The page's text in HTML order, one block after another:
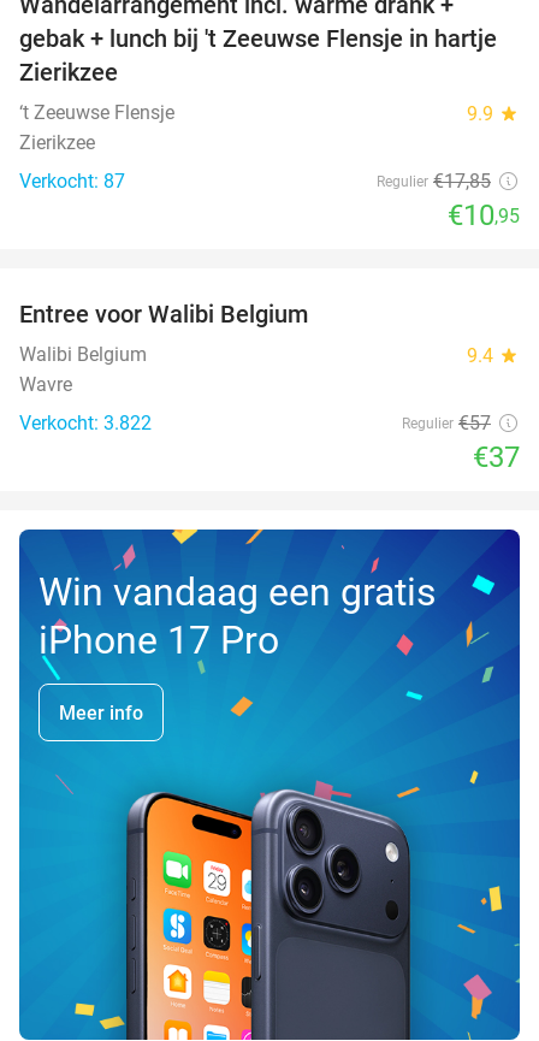
TODAY
gebak + lunch bij 't Zeeuwse Flensje in hartje
Zierikzee
‘t Zeeuwse Flensje 9.9 star
Zierikzee
Verkocht: 87
Regulier €17,85
€10,95
Entree voor Walibi Belgium
Walibi Belgium 9.4 star
Wavre
Verkocht: 3.822
Regulier €57
€37
Win vandaag een gratis
iPhone 17 Pro
Meer info